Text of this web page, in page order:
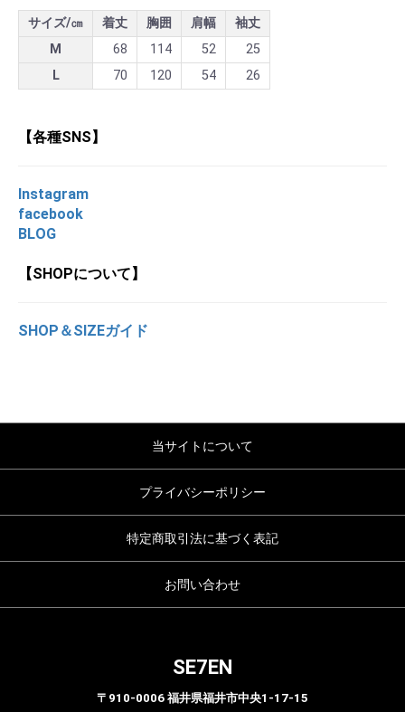
サイズ/㎝ 着丈 胸囲 肩幅
袖丈
M
68 114 52
25
L
70 120 54 26
【各種SNS】
Instagram
facebook
BLOG
【SHOPについて】
SHOP＆SIZEガイド
当サイトについて
プライバシーポリシー
特定商取引法に基づく表記
お問い合わせ
SE7EN
〒910-0006 福井県福井市中央1-17-15